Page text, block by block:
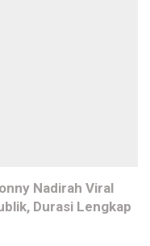
Nadirah Viral
Durasi Lengkap